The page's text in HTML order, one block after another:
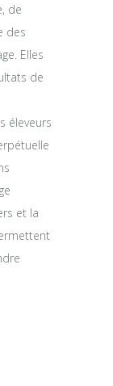
de
des
Elles
de
éleveurs
et la